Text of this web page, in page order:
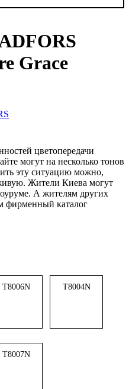
Grace
цветопередачи
могут на несколько тонов
эту ситуацию можно,
Жители Киева могут
А жителям других
фирменный каталог
T8006N T8004N
T8007N